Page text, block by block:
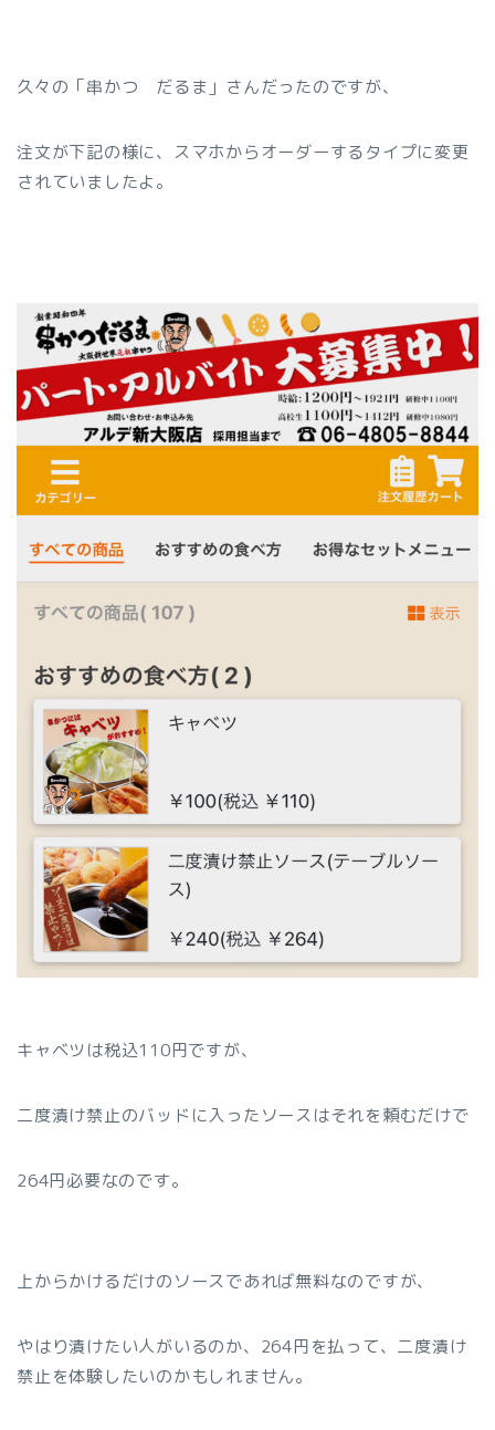
久々の「串かつ だるま」さんだったのですが、
注文が下記の様に、スマホからオーダーするタイプに変更
されていましたよ。
キャベツは税込110円ですが、
二度漬け禁止のバッドに入ったソースはそれを頼むだけで
264円必要なのです。
上からかけるだけのソースであれば無料なのですが、
やはり漬けたい人がいるのか、264円を払って、二度漬け
禁止を体験したいのかもしれません。